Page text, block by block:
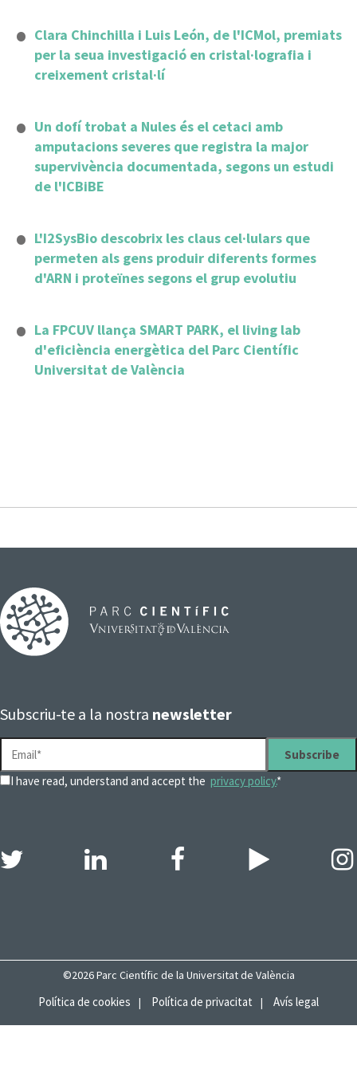
Clara Chinchilla i Luis León, de l'ICMol, premiats
per la seua investigació en cristal·lografia i
creixement cristal·lí
Un dofí trobat a Nules és el cetaci amb
amputacions severes que registra la major
supervivència documentada, segons un estudi
de l'ICBiBE
L'I2SysBio descobrix les claus cel·lulars que
permeten als gens produir diferents formes
d'ARN i proteïnes segons el grup evolutiu
La FPCUV llança SMART PARK, el living lab
d'eficiència energètica del Parc Científic
Universitat de València
Subscriu-te a la nostra newsletter
I have read, understand and accept the privacy policy.*
©2026 Parc Científic de la Universitat de València
Política de cookies Política de privacitat Avís legal